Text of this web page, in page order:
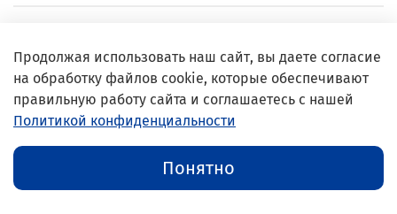
Выгодные предложения
© 2002–2024 InterSport
Продолжая использовать наш сайт, вы даете согласие
на обработку файлов cookie, которые обеспечивают
правильную работу сайта и соглашаетесь с нашей
Политикой конфиденциальности
Понятно